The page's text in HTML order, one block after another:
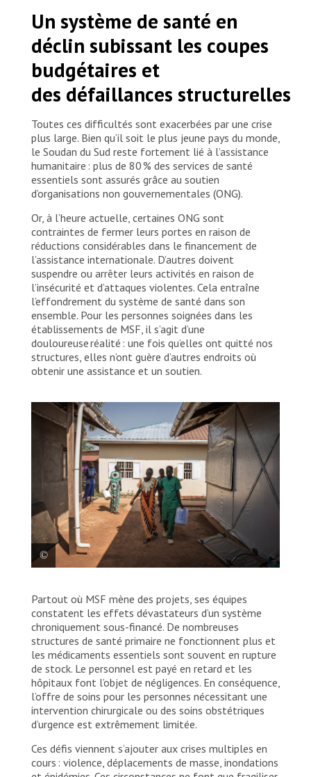
Un système de santé en
déclin subissant les coupes
budgétaires et
des défaillances structurelles
Toutes ces difficultés sont exacerbées par une crise
plus large. Bien qu’il soit le plus jeune pays du monde,
le Soudan du Sud reste fortement lié à l’assistance
humanitaire : plus de 80 % des services de santé
essentiels sont assurés grâce au soutien
d’organisations non gouvernementales (ONG).
Or, à l’heure actuelle, certaines ONG sont
contraintes de fermer leurs portes en raison de
réductions considérables dans le financement de
l’assistance internationale. D’autres doivent
suspendre ou arrêter leurs activités en raison de
l’insécurité et d’attaques violentes. Cela entraîne
l’effondrement du système de santé dans son
ensemble. Pour les personnes soignées dans les
établissements de MSF, il s’agit d’une
douloureuse réalité : une fois qu’elles ont quitté nos
structures, elles n’ont guère d’autres endroits où
obtenir une assistance et un soutien.
guide Nyariak Lual, en début de travail, vers le
service de maternité. Soudan du Sud, 2025. © Nicolò
Filippo Rosso
Partout où MSF mène des projets, ses équipes
constatent les effets dévastateurs d’un système
chroniquement sous-financé. De nombreuses
structures de santé primaire ne fonctionnent plus et
les médicaments essentiels sont souvent en rupture
de stock. Le personnel est payé en retard et les
hôpitaux font l’objet de négligences. En conséquence,
l’offre de soins pour les personnes nécessitant une
intervention chirurgicale ou des soins obstétriques
d’urgence est extrêmement limitée.
Ces défis viennent s’ajouter aux crises multiples en
cours : violence, déplacements de masse, inondations